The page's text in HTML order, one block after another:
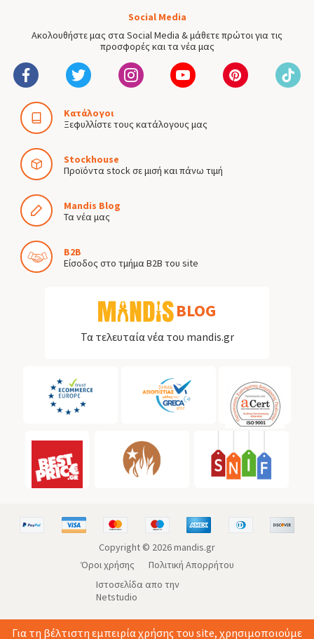
Social Media
Ακολουθήστε μας στα Social Media & μάθετε πρώτοι για τις
προσφορές και τα νέα μας
Κατάλογοι
Ξεφυλλίστε τους κατάλογους μας
Stockhouse
Προϊόντα stock σε μισή και πάνω τιμή
Mandis Blog
Τα νέα μας
B2B
Είσοδος στο τμήμα B2B του site
BLOG
Τα τελευταία νέα του mandis.gr
Copyright © 2026mandis.gr
Όροι χρήσης
Πολιτική Απορρήτου
Ιστοσελίδα απο την
Netstudio
Για τη βέλτιστη εμπειρία χρήσης του site, χρησιμοποιούμε